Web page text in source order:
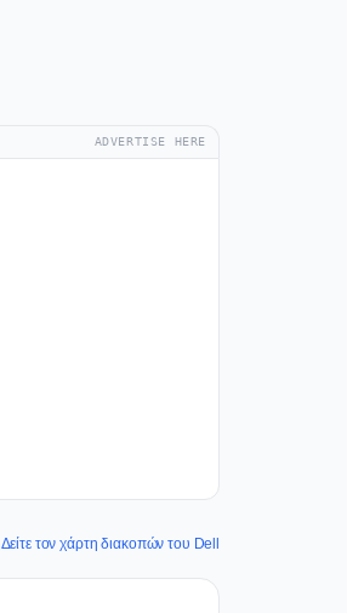
ADVERTISE HERE
Δείτε τον χάρτη διακοπών του Dell